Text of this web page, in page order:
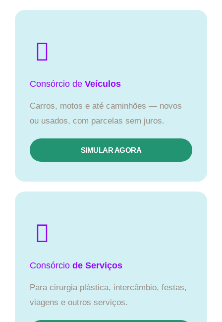
Consórcio de Veículos
Carros, motos e até caminhões — novos
ou usados, com parcelas sem juros.
SIMULAR AGORA
Consórcio de Serviços
Para cirurgia plástica, intercâmbio, festas,
viagens e outros serviços.